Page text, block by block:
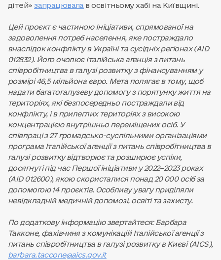
дітей» запрацювала в освітньому хабі на Київщині.
Цей проєкт є частиною Ініціативи, спрямованої на
задоволення потреб населення, яке постраждало
внаслідок конфлікту в Україні та сусідніх регіонах (AID
012832). Його очолює Італійська агенція з питань
співробітництва в галузі розвитку з фінансуванням у
розмірі 46,5 мільйона євро. Мета полягає в тому, щоб
надати багатогалузеву допомогу з порятунку життя на
територіях, які безпосередньо постраждали від
конфлікту, і в прилеглих територіях з високою
концентрацією внутрішньо переміщених осіб. У
співпраці з 27 громадсько-суспільними організаціями
програма Італійської агенції з питань співробітництва в
галузі розвитку відтворює та розширює успіхи,
досягнуті під час Першої ініціативи у 2022–2023 роках
(AID 012600), якою скористалися понад 20 000 осіб за
допомогою 14 проєктів. Особливу увагу приділяли
невідкладній медичній допомозі, освіті та захисту.
По додаткову інформацію звертайтеся: Барбара
Такконе, фахівчиня з комунікацій Італійської агенції з
питань співробітництва в галузі розвитку в Києві (AICS),
barbara.taccone@aics.gov.it